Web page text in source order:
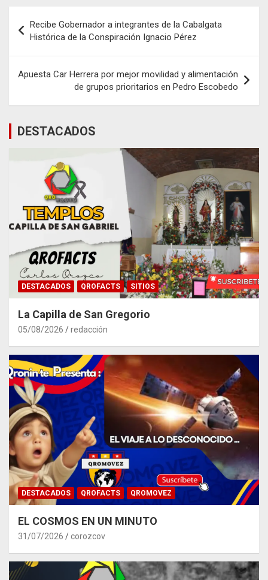
de
entradas
Recibe Gobernador a integrantes de la Cabalgata
Histórica de la Conspiración Ignacio Pérez
Apuesta Car Herrera por mejor movilidad y alimentación
de grupos prioritarios en Pedro Escobedo
DESTACADOS
DESTACADOS QROFACTS SITIOS
La Capilla de San Gregorio
05/08/2026 redacción
DESTACADOS QROFACTS QROMOVEZ
EL COSMOS EN UN MINUTO
31/07/2026 corozcov